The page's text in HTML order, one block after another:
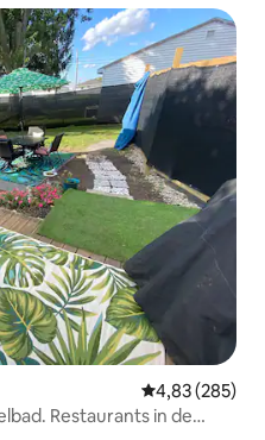
Gemiddelde
4,83 (285)
Restaurants in de